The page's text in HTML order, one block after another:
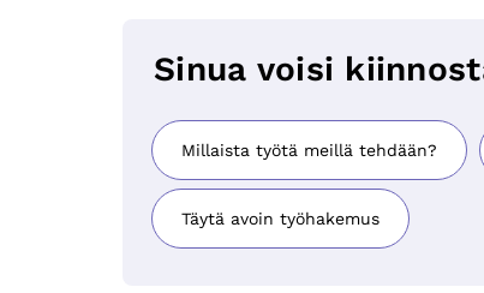
Sinua voisi
Millaista työtä meillä tehdään?
Täytä avoin työhakemus